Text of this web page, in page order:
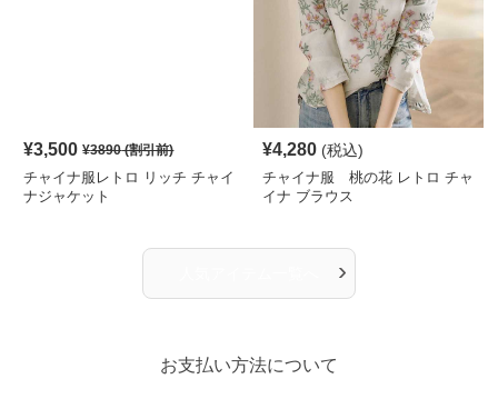
¥3,500 ¥3890(割引前)
チャイナ服レトロ リッチ チャイ
ナジャケット
¥4,280 (税込)
チャイナ服 桃の花 レトロ チャ
イナ ブラウス
›
お支払い方法について